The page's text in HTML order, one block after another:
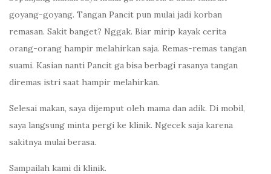
goyang-goyang. Tangan Pancit pun mulai jadi korban
remasan. Sakit banget? Nggak. Biar mirip kayak cerita
orang-orang hampir melahirkan saja. Remas-remas tangan
suami. Kasian nanti Pancit ga bisa berbagi rasanya tangan
diremas istri saat hampir melahirkan.
Selesai makan, saya dijemput oleh mama dan adik. Di mobil,
saya langsung minta pergi ke klinik. Ngecek saja karena
sakitnya mulai berasa.
Sampailah kami di klinik.